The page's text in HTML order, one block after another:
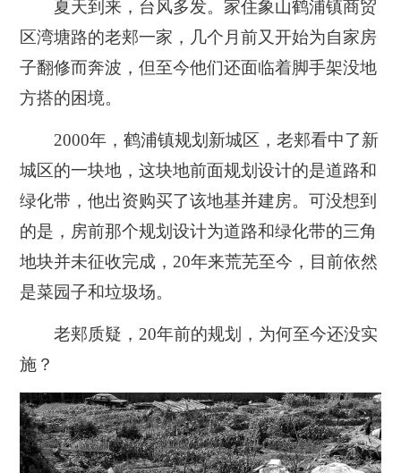
夏天到来，台风多发。家住象山鹤浦镇商贸
区湾塘路的老郏一家，几个月前又开始为自家房
子翻修而奔波，但至今他们还面临着脚手架没地
方搭的困境。
2000年，鹤浦镇规划新城区，老郏看中了新
城区的一块地，这块地前面规划设计的是道路和
绿化带，他出资购买了该地基并建房。可没想到
的是，房前那个规划设计为道路和绿化带的三角
地块并未征收完成，20年来荒芜至今，目前依然
是菜园子和垃圾场。
老郏质疑，20年前的规划，为何至今还没实
施？